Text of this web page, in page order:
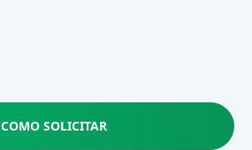
COMO SOLICITAR